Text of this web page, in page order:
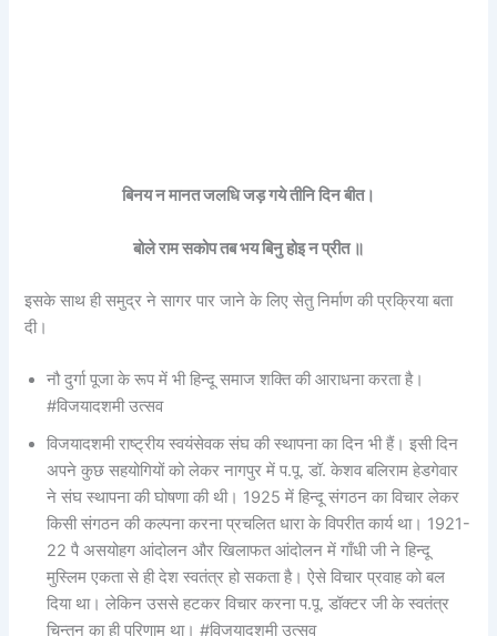
बिनय न मानत जलधि जड़ गये तीनि दिन बीत।
बोले राम सकोप तब भय बिनु होइ न प्रीत ॥
इसके साथ ही समुद्र ने सागर पार जाने के लिए सेतु निर्माण की प्रक्रिया बता
दी।
नौ दुर्गा पूजा के रूप में भी हिन्दू समाज शक्ति की आराधना करता है।
#विजयादशमी उत्सव
विजयादशमी राष्ट्रीय स्वयंसेवक संघ की स्थापना का दिन भी हैं। इसी दिन
अपने कुछ सहयोगियों को लेकर नागपुर में प.पू. डॉ. केशव बलिराम हेडगेवार
ने संघ स्थापना की घोषणा की थी। 1925 में हिन्दू संगठन का विचार लेकर
किसी संगठन की कल्पना करना प्रचलित धारा के विपरीत कार्य था। 1921-
22 पै असयोहग आंदोलन और खिलाफत आंदोलन में गाँधी जी ने हिन्दू
मुस्लिम एकता से ही देश स्वतंत्र हो सकता है। ऐसे विचार प्रवाह को बल
दिया था। लेकिन उससे हटकर विचार करना प.पू. डॉक्टर जी के स्वतंत्र
चिन्तन का ही परिणाम था। #विजयादशमी उत्सव